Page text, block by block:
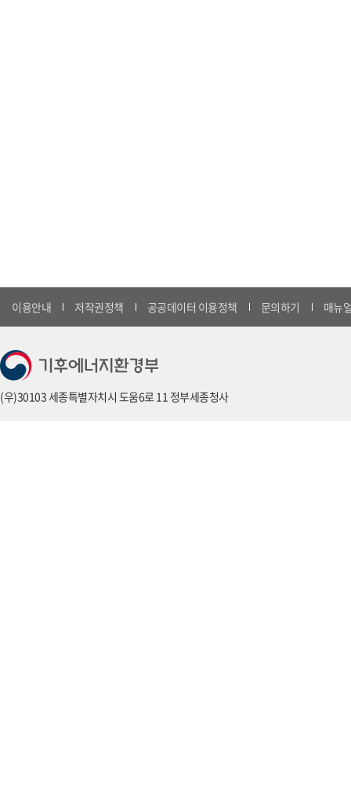
이용안내 저작권정책 공공데이터 이용정책 문의하기 매뉴
(우)30103 세종특별자치시 도움6로 11 정부세종청사